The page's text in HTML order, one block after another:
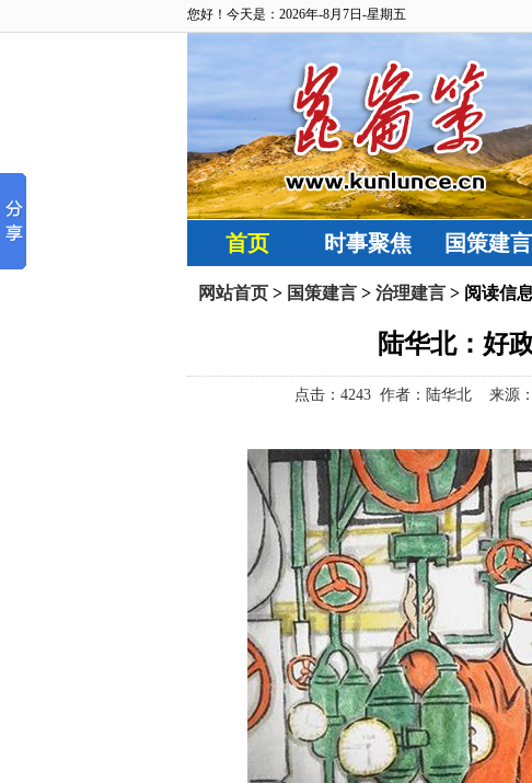
您好！今天是：2026年-8月7日-星期五
首页 时事聚焦 国策建言
网站首页 > 国策建言 > 治理建言 > 阅读信息
陆华北：好
点击： 4243 作者：陆华北 来源：